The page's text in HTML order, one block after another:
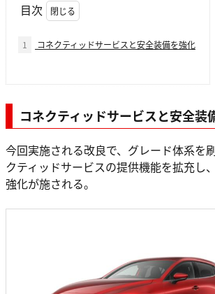
目次
1 コネクティッドサービスと安全装備を強化
コネクティッドサービスと安全装
今回実施される改良で、グレード体系を
クティッドサービスの提供機能を拡充し
強化が施される。